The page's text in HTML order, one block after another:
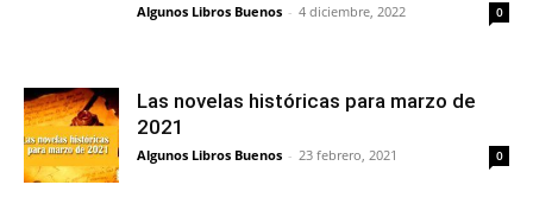
Algunos Libros Buenos - 4 diciembre, 2022 0
Las novelas históricas para marzo de
2021
Algunos Libros Buenos - 23 febrero, 2021 0